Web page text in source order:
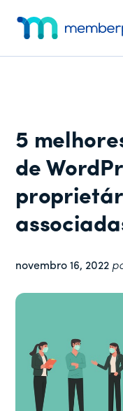
para
conteúdo
para
barra
para
rodapé
adicional
completo
para
5
de
novembro 16, 2022